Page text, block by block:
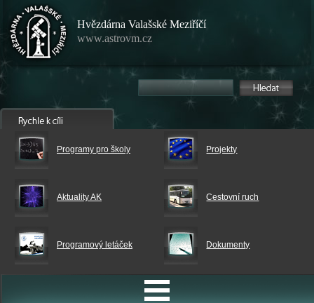
Hvězdárna Valašské Meziříčí
www.astrovm.cz
Programy pro školy Projekty
Aktuality AK Cestovní ruch
Programový letáček Dokumenty